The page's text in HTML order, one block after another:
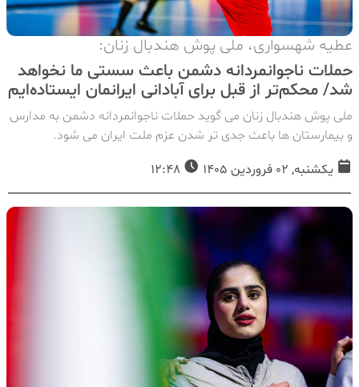
عطیه شهسواری، ملی پوش هندبال زنان:
حملات ناجوانمردانه دشمن باعث سستی ما نخواهد
شد/ محکم‌تر از قبل برای آبادانی ایرانمان ایستاده‌ایم
ملی پوش هندبال زنان می گوید حملات ناجوانمردانه دشمن به مدارس
و بیمارستان ها باعث جدی تر شدن عزم ملت ایران می شود.
یکشنبه, 02 فروردین 1405